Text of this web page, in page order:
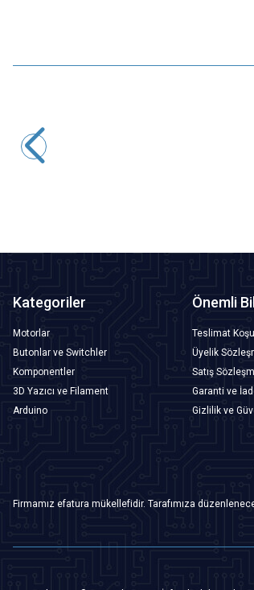
Kategoriler
Motorlar
Butonlar ve Switchler
Komponentler
3D Yazıcı ve Filament
Arduino
Önemli
Teslimat
Üyelik
Satış
Garanti ve
Gizlilik ve
Firmamız efatura mükellefidir. Tarafımıza